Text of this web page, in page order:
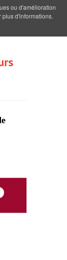
ou d'amélioration
d'informations.